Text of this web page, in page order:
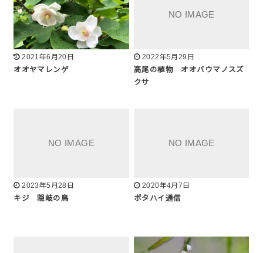
2021年6月20日
オオヤマレンゲ
2022年5月29日
高尾の植物 オオバウマノスズ
クサ
2023年5月28日
キジ 隠岐の鳥
2020年4月7日
ボタハイ通信